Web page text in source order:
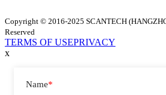
Copyright © 2016-2025 SCANTECH
Reserved
TERMS OF USEPRIVACY
x
Name*